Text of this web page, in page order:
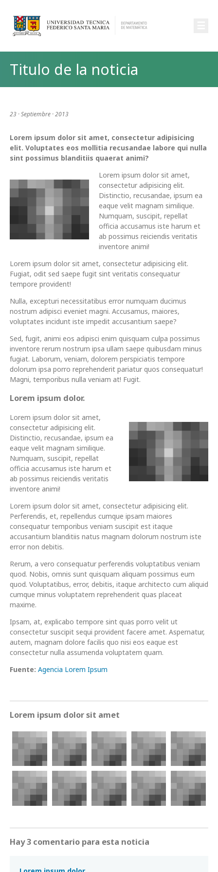
Titulo de la noticia
23 · Septiembre · 2013
Lorem ipsum dolor sit amet, consectetur adipisicing
elit. Voluptates eos mollitia recusandae labore qui nulla
sint possimus blanditiis quaerat animi?
Lorem ipsum dolor sit amet,
consectetur adipisicing elit.
Distinctio, recusandae, ipsum ea
eaque velit magnam similique.
Numquam, suscipit, repellat
officia accusamus iste harum et
ab possimus reiciendis veritatis
inventore animi!
Lorem ipsum dolor sit amet, consectetur adipisicing elit.
Fugiat, odit sed saepe fugit sint veritatis consequatur
tempore provident!
Nulla, excepturi necessitatibus error numquam ducimus
nostrum adipisci eveniet magni. Accusamus, maiores,
voluptates incidunt iste impedit accusantium saepe?
Sed, fugit, animi eos adipisci enim quisquam culpa possimus
inventore rerum nostrum ipsa ullam saepe quibusdam minus
fugiat. Laborum, veniam, dolorem perspiciatis tempore
dolorum ipsa porro reprehenderit pariatur quos consequatur!
Magni, temporibus nulla veniam at! Fugit.
Lorem ipsum dolor.
Lorem ipsum dolor sit amet,
consectetur adipisicing elit.
Distinctio, recusandae, ipsum ea
eaque velit magnam similique.
Numquam, suscipit, repellat
officia accusamus iste harum et
ab possimus reiciendis veritatis
inventore animi!
Lorem ipsum dolor sit amet, consectetur adipisicing elit.
Perferendis, et, repellendus cumque ipsam maiores
consequatur temporibus veniam suscipit est itaque
accusantium blanditiis natus magnam dolorum nostrum iste
error non debitis.
Rerum, a vero consequatur perferendis voluptatibus veniam
quod. Nobis, omnis sunt quisquam aliquam possimus eum
quod. Voluptatibus, error, debitis, itaque architecto cum aliquid
cumque minus voluptatem reprehenderit quas placeat
maxime.
Ipsam, at, explicabo tempore sint quas porro velit ut
consectetur suscipit sequi provident facere amet. Aspernatur,
autem, magnam dolore facilis quo nisi eos eaque est
consectetur nulla assumenda voluptatem quam.
Fuente: Agencia Lorem Ipsum
Lorem ipsum dolor sit amet
Hay 3 comentario para esta noticia